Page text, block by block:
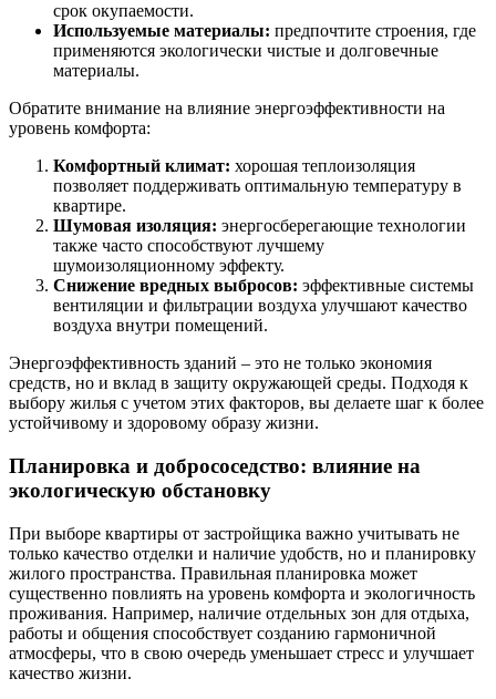
срок окупаемости.
Используемые материалы: предпочтите строения, где
применяются экологически чистые и долговечные
материалы.
Обратите внимание на влияние энергоэффективности на
уровень комфорта:
Комфортный климат: хорошая теплоизоляция
позволяет поддерживать оптимальную температуру в
квартире.
Шумовая изоляция: энергосберегающие технологии
также часто способствуют лучшему
шумоизоляционному эффекту.
Снижение вредных выбросов: эффективные системы
вентиляции и фильтрации воздуха улучшают качество
воздуха внутри помещений.
Энергоэффективность зданий – это не только экономия
средств, но и вклад в защиту окружающей среды. Подходя к
выбору жилья с учетом этих факторов, вы делаете шаг к более
устойчивому и здоровому образу жизни.
Планировка и добрососедство: влияние на
экологическую обстановку
При выборе квартиры от застройщика важно учитывать не
только качество отделки и наличие удобств, но и планировку
жилого пространства. Правильная планировка может
существенно повлиять на уровень комфорта и экологичность
проживания. Например, наличие отдельных зон для отдыха,
работы и общения способствует созданию гармоничной
атмосферы, что в свою очередь уменьшает стресс и улучшает
качество жизни.